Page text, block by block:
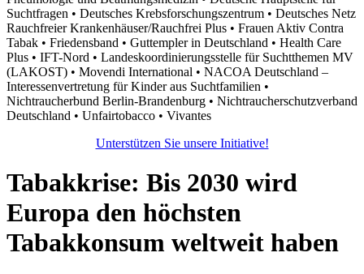
Suchtfragen • Deutsches Krebsforschungszentrum • Deutsches Netz
Rauchfreier Krankenhäuser/Rauchfrei Plus • Frauen Aktiv Contra
Tabak • Friedensband • Guttempler in Deutschland • Health Care
Plus • IFT-Nord • Landeskoordinierungsstelle für Suchtthemen MV
(LAKOST) • Movendi International • NACOA Deutschland –
Interessenvertretung für Kinder aus Suchtfamilien •
Nichtraucherbund Berlin-Brandenburg • Nichtraucherschutzverband
Deutschland • Unfairtobacco • Vivantes
Unterstützen Sie unsere Initiative!
Tabakkrise: Bis 2030 wird
Europa den höchsten
Tabakkonsum weltweit haben